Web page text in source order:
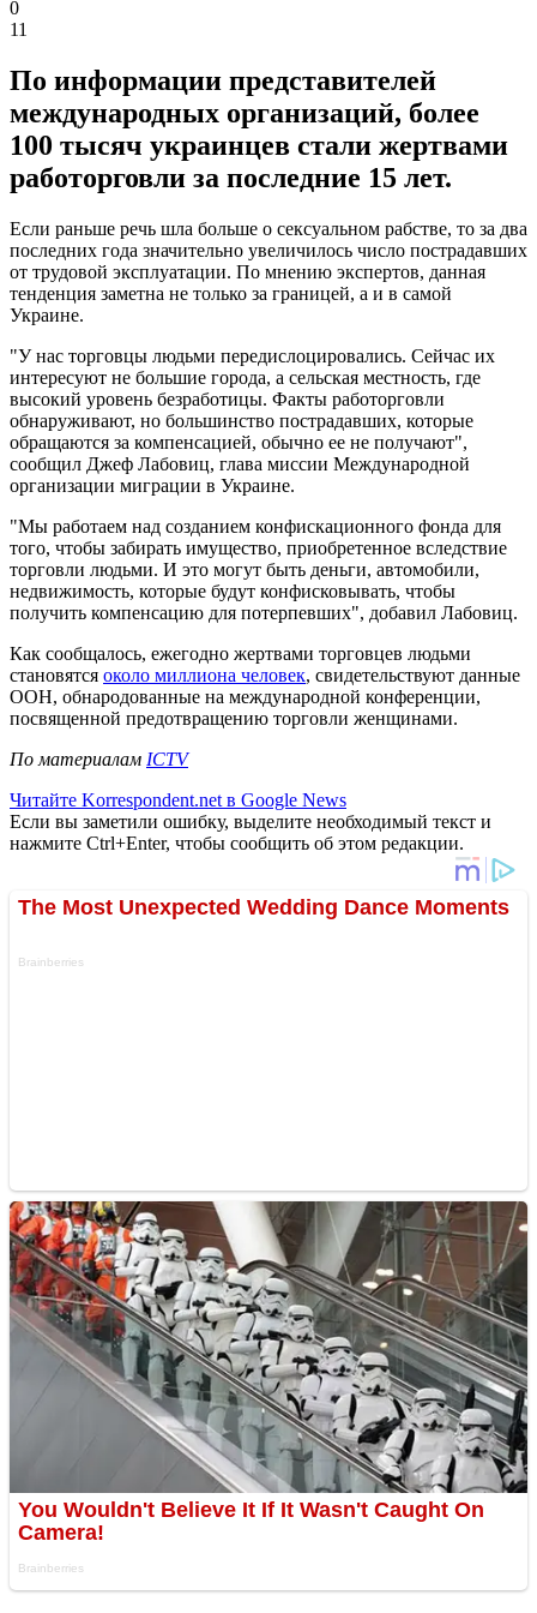
0
11
По информации представителей
международных организаций, более
100 тысяч украинцев стали жертвами
работорговли за последние 15 лет.
Если раньше речь шла больше о сексуальном рабстве, то за два
последних года значительно увеличилось число пострадавших
от трудовой эксплуатации. По мнению экспертов, данная
тенденция заметна не только за границей, а и в самой
Украине.
"У нас торговцы людьми передислоцировались. Сейчас их
интересуют не большие города, а сельская местность, где
высокий уровень безработицы. Факты работорговли
обнаруживают, но большинство пострадавших, которые
обращаются за компенсацией, обычно ее не получают",
сообщил Джеф Лабовиц, глава миссии Международной
организации миграции в Украине.
"Мы работаем над созданием конфискационного фонда для
того, чтобы забирать имущество, приобретенное вследствие
торговли людьми. И это могут быть деньги, автомобили,
недвижимость, которые будут конфисковывать, чтобы
получить компенсацию для потерпевших", добавил Лабовиц.
Как сообщалось, ежегодно жертвами торговцев людьми
становятся около миллиона человек, свидетельствуют данные
ООН, обнародованные на международной конференции,
посвященной предотвращению торговли женщинами.
По материалам ICTV
Читайте Korrespondent.net в Google News
Если вы заметили ошибку, выделите необходимый текст и
нажмите Ctrl+Enter, чтобы сообщить об этом редакции.